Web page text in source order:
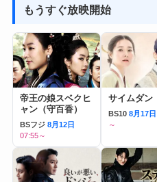
もうすぐ放映開始
帝王の娘スベクヒ
ャン（守百香）
BSフジ 8月12日
07:55～
サイムダン
BS10 8月17日
～